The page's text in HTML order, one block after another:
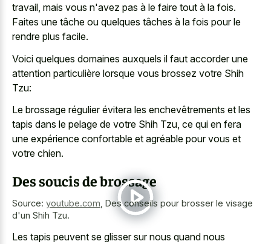
travail, mais vous n'avez pas à le faire tout à la fois.
Faites une tâche ou quelques tâches à la fois pour le
rendre plus facile.
Voici quelques domaines auxquels il faut accorder une
attention particulière lorsque vous brossez votre Shih
Tzu:
Le brossage régulier évitera les enchevêtrements et les
tapis dans le pelage de votre Shih Tzu, ce qui en fera
une expérience confortable et agréable pour vous et
votre chien.
Des soucis de brossage
Source: youtube.com Des conseils pour brosser le visage
d'un Shih Tzu.
Les tapis peuvent se glisser sur nous quand nous